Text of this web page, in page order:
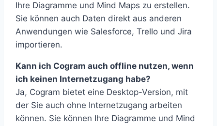
Ihre Diagramme und Mind Maps zu erstellen.
Sie können auch Daten direkt aus anderen
Anwendungen wie Salesforce, Trello und Jira
importieren.
Kann ich Cogram auch offline nutzen, wenn
ich keinen Internetzugang habe?
Ja, Cogram bietet eine Desktop-Version, mit
der Sie auch ohne Internetzugang arbeiten
können. Sie können Ihre Diagramme und Mind